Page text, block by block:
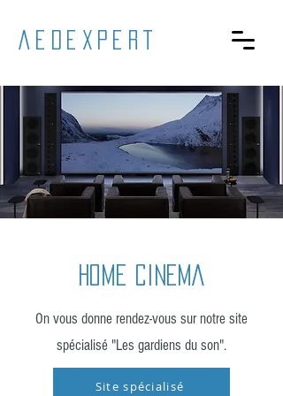
aedexpert
HOME CINEMA
On vous donne rendez-vous sur notre site
spécialisé "Les gardiens du son".
Site spécialisé